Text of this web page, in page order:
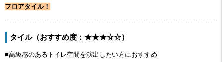
フロアタイル！
タイル（おすすめ度：★★★☆☆）
■高級感のあるトイレ空間を演出したい方におすすめ